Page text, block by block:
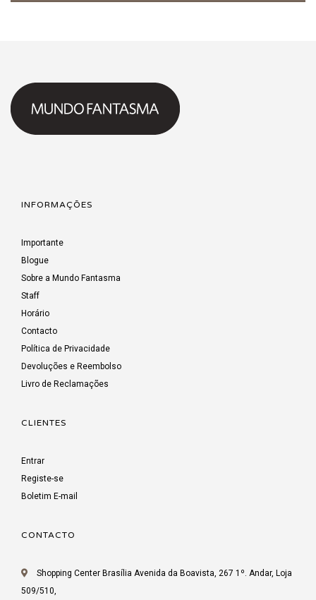
INFORMAÇÕES
Importante
Blogue
Sobre a Mundo Fantasma
Staff
Horário
Contacto
Política de Privacidade
Devoluções e Reembolso
Livro de Reclamações
CLIENTES
Entrar
Registe-se
Boletim E-mail
CONTACTO
Shopping Center Brasília Avenida da Boavista, 267 1º. Andar, Loja
509/510,